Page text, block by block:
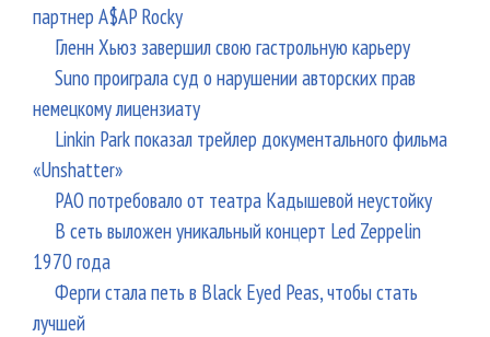
партнер A$AP Rocky
Гленн Хьюз завершил свою гастрольную карьеру
Suno проиграла суд о нарушении авторских прав
немецкому лицензиату
Linkin Park показал трейлер документального фильма
«Unshatter»
РАО потребовало от театра Кадышевой неустойку
В сеть выложен уникальный концерт Led Zeppelin
1970 года
Ферги стала петь в Black Eyed Peas, чтобы стать
лучшей